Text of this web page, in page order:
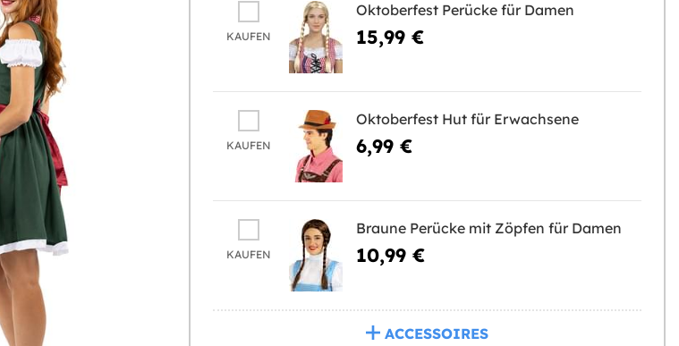
KAUFEN
Oktoberfest Perücke für Damen
15,99 €
KAUFEN
Oktoberfest Hut für Erwachsene
6,99 €
KAUFEN
Braune Perücke mit Zöpfen für Damen
10,99 €
ACCESSOIRES